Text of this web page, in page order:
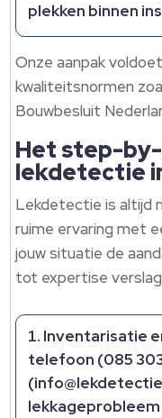
plekken binnen
Onze aanpak
kwaliteitsnormen
Bouwbesluit
Het step-
lekdetectie
Lekdetectie is altijd
ruime ervaring met
jouw situatie de
tot expertise
Inventarisatie
telefoon (085